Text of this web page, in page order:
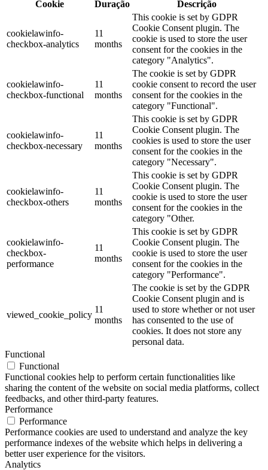
Cookie
Duração Descrição
cookielawinfo-
checkbox-analytics
11
months
This cookie is set by GDPR
Cookie Consent plugin. The
cookie is used to store the user
consent for the cookies in the
category "Analytics".
cookielawinfo-
checkbox-functional
11
months
The cookie is set by GDPR
cookie consent to record the user
consent for the cookies in the
category "Functional".
cookielawinfo-
checkbox-necessary
11
months
This cookie is set by GDPR
Cookie Consent plugin. The
cookies is used to store the user
consent for the cookies in the
category "Necessary".
cookielawinfo-
checkbox-others
11
months
This cookie is set by GDPR
Cookie Consent plugin. The
cookie is used to store the user
consent for the cookies in the
category "Other.
cookielawinfo-
checkbox-
performance
11
months
This cookie is set by GDPR
Cookie Consent plugin. The
cookie is used to store the user
consent for the cookies in the
category "Performance".
viewed_cookie_policy
11
months
The cookie is set by the GDPR
Cookie Consent plugin and is
used to store whether or not user
has consented to the use of
cookies. It does not store any
personal data.
Functional
Functional
Functional cookies help to perform certain functionalities like
sharing the content of the website on social media platforms, collect
feedbacks, and other third-party features.
Performance
Performance
Performance cookies are used to understand and analyze the key
performance indexes of the website which helps in delivering a
better user experience for the visitors.
Analytics